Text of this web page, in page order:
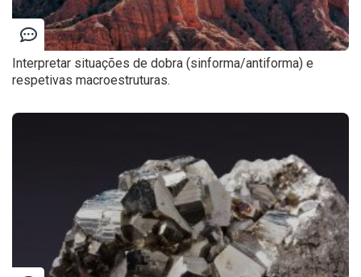
Interpretar situações de dobra (sinforma/antiforma) e
respetivas macroestruturas.